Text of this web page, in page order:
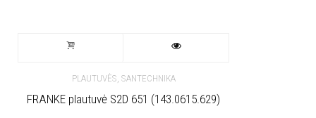
PLAUTUVĖS, SANTECHNIKA
FRANKE plautuvė S2D 651 (143.0615.629)